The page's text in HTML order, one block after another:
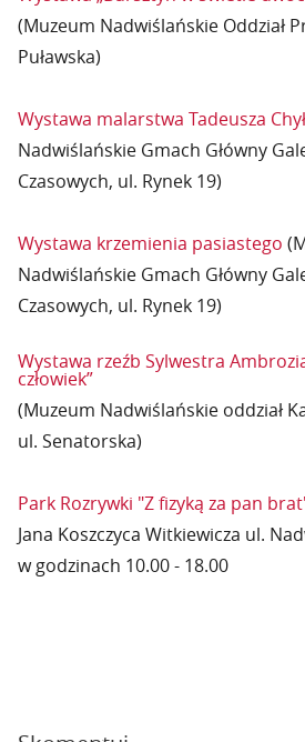
(Muzeum Nadwiślańskie Oddział
Puławska)
Wystawa malarstwa Tadeusza
Nadwiślańskie Gmach Główny
Czasowych, ul. Rynek 19)
Wystawa krzemienia pasiastego
Nadwiślańskie Gmach Główny
Czasowych, ul. Rynek 19)
Wystawa rzeźb Sylwestra
człowiek”
(Muzeum Nadwiślańskie oddział
ul. Senatorska)
Park Rozrywki "Z fizyką za pan
Jana Koszczyca Witkiewicza ul.
w godzinach 10.00 - 18.00